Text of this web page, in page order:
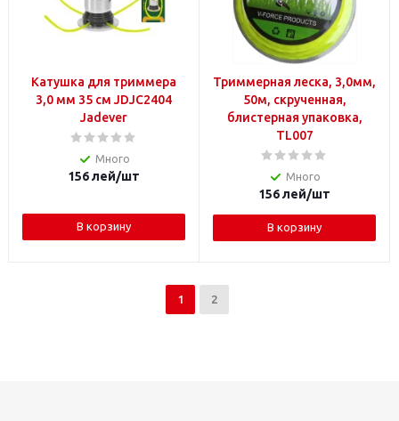
Катушка для триммера
3,0 мм 35 см JDJC2404
Jadever
Много
156лей/шт
В корзину
Триммерная леска, 3,0мм,
50м, скрученная,
блистерная упаковка,
TL007
Много
156лей/шт
В корзину
1 2